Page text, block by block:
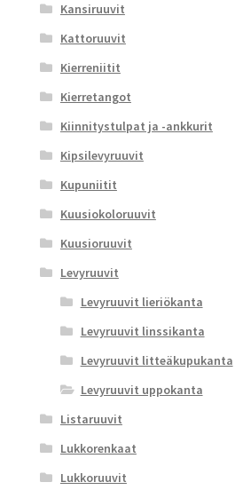
Kansiruuvit
Kattoruuvit
Kierreniitit
Kierretangot
Kiinnitystulpat ja -ankkurit
Kipsilevyruuvit
Kupuniitit
Kuusiokoloruuvit
Kuusioruuvit
Levyruuvit
Levyruuvit lieriökanta
Levyruuvit linssikanta
Levyruuvit litteäkupukanta
Levyruuvit uppokanta
Listaruuvit
Lukkorenkaat
Lukkoruuvit